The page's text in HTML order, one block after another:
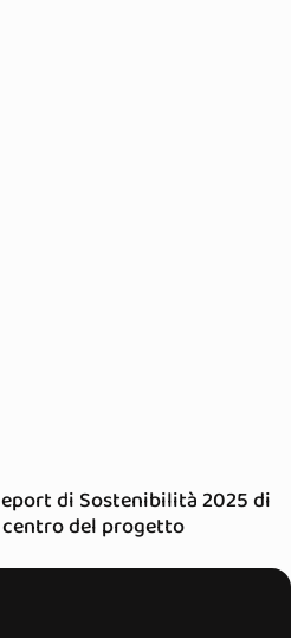
di Sostenibilità 2025 di
centro del progetto